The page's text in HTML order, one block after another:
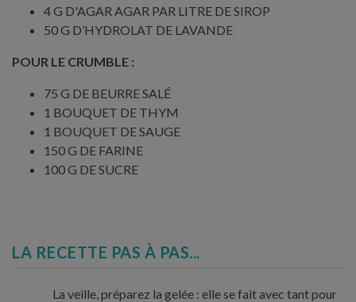
4 G D'AGAR AGAR PAR LITRE DE SIROP
50 G D’HYDROLAT DE LAVANDE
POUR LE CRUMBLE :
75 G DE BEURRE SALÉ
1 BOUQUET DE THYM
1 BOUQUET DE SAUGE
150 G DE FARINE
100 G DE SUCRE
LA RECETTE PAS À PAS...
La veille, préparez la gelée : elle se fait avec tant pour